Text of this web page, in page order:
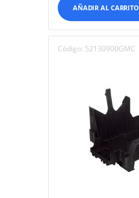
AÑADIR AL CARRITO
Código: 52130900GMC